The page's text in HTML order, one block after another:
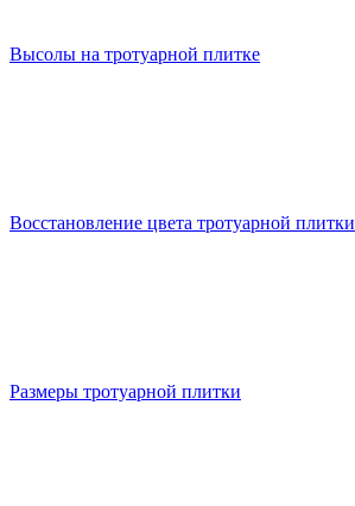
Высолы на тротуарной плитке
Восстановление цвета тротуарной плитки
Размеры тротуарной плитки